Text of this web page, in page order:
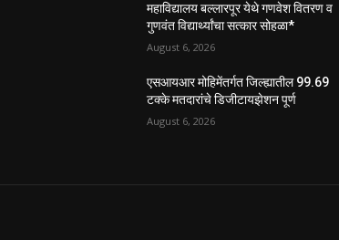
महाविद्यालय बल्लारपूर येथे गणवेश वितरण व
गुणवंत विद्यार्थ्यांचा सत्कार सोहळा*
August 6, 2026
एसआयआर मोहिमेंतर्गत जिल्ह्यातील 99.69
टक्के मतदारांचे डिजीटायझेशन पूर्ण
August 6, 2026